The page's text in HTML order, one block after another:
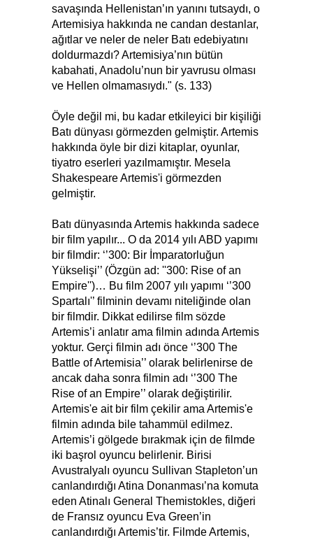
savaşında Hellenistan’ın yanını tutsaydı, o
Artemisiya hakkında ne candan destanlar,
ağıtlar ve neler de neler Batı edebiyatını
doldurmazdı? Artemisiya’nın bütün
kabahati, Anadolu’nun bir yavrusu olması
ve Hellen olmamasıydı." (s. 133)
Öyle değil mi, bu kadar etkileyici bir kişiliği
Batı dünyası görmezden gelmiştir. Artemis
hakkında öyle bir dizi kitaplar, oyunlar,
tiyatro eserleri yazılmamıştır. Mesela
Shakespeare Artemis'i görmezden
gelmiştir.
Batı dünyasında Artemis hakkında sadece
bir film yapılır... O da 2014 yılı ABD yapımı
bir filmdir: ‘’300: Bir İmparatorluğun
Yükselişi’’ (Özgün ad: ''300: Rise of an
Empire'')… Bu film 2007 yılı yapımı ‘’300
Spartalı'’ filminin devamı niteliğinde olan
bir filmdir. Dikkat edilirse film sözde
Artemis’i anlatır ama filmin adında Artemis
yoktur. Gerçi filmin adı önce ‘’300 The
Battle of Artemisia’’ olarak belirlenirse de
ancak daha sonra filmin adı ‘’300 The
Rise of an Empire’’ olarak değiştirilir.
Artemis'e ait bir film çekilir ama Artemis'e
filmin adında bile tahammül edilmez.
Artemis’i gölgede bırakmak için de filmde
iki başrol oyuncu belirlenir. Birisi
Avustralyalı oyuncu Sullivan Stapleton’un
canlandırdığı Atina Donanması’na komuta
eden Atinalı General Themistokles, diğeri
de Fransız oyuncu Eva Green’in
canlandırdığı Artemis’tir. Filmde Artemis,